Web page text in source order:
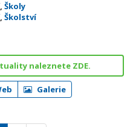
, Školy
, Školství
naleznete ZDE.
Galerie